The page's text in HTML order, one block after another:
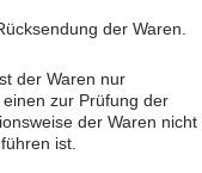
der Waren.
der Waren nur
zur Prüfung der
der Waren nicht
ist.